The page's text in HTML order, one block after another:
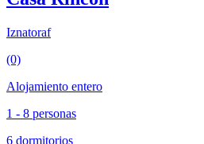
Iznatoraf
(0)
Alojamiento entero
1 - 8 personas
6 dormitorios